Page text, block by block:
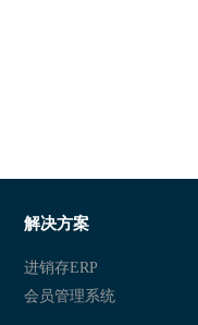
解决方案
进销存ERP
会员管理系统